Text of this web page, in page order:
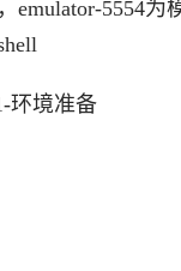
emulator-5554